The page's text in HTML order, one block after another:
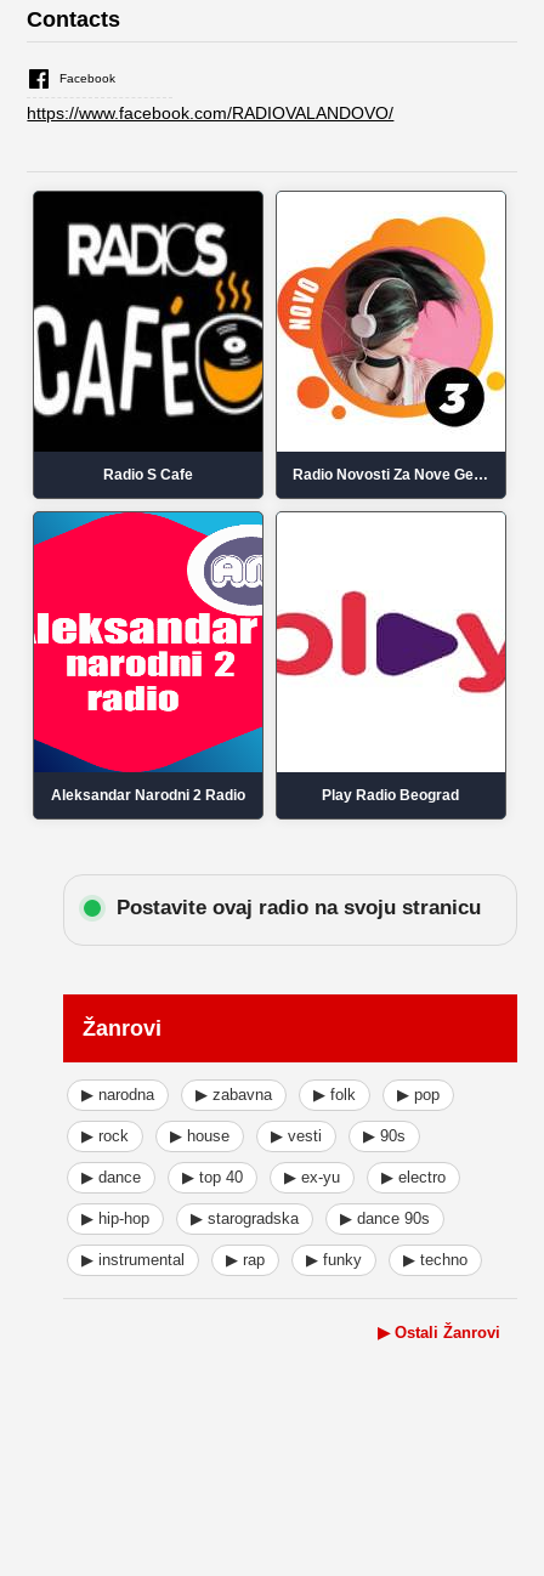
Contacts
Facebook
https://www.facebook.com/RADIOVALANDOVO/
Radio S Cafe Radio Novosti Za Nove Generacije
Aleksandar Narodni 2 Radio Play Radio Beograd
Postavite ovaj radio na svoju stranicu
Žanrovi
▶ narodna ▶ zabavna ▶ folk ▶ pop
▶ rock ▶ house ▶ vesti ▶ 90s
▶ dance ▶ top 40 ▶ ex-yu ▶ electro
▶ hip-hop ▶ starogradska ▶ dance 90s
▶ instrumental ▶ rap ▶ funky ▶ techno
▶ Ostali Žanrovi